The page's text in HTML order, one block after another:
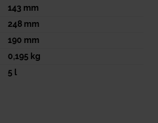
143 mm
248mm
190 mm
0,195 kg
5 l